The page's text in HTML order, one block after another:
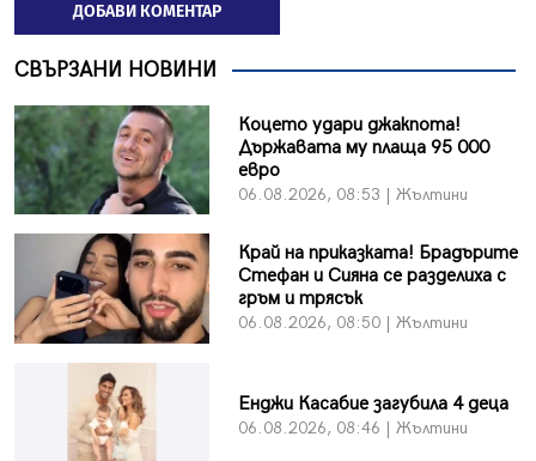
ДОБАВИ КОМЕНТАР
СВЪРЗАНИ НОВИНИ
Коцето удари джакпота!
Държавата му плаща 95 000
евро
06.08.2026, 08:53 | Жълтини
Край на приказката! Брадърите
Стефан и Сияна се разделиха с
гръм и трясък
06.08.2026, 08:50 | Жълтини
Енджи Касабие загубила 4 деца
06.08.2026, 08:46 | Жълтини